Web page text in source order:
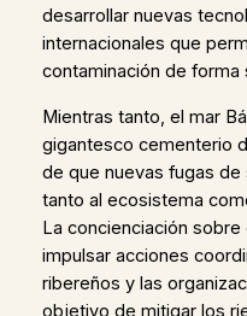
desarrollar nuevas
internacionales que
contaminación de forma
Mientras tanto, el mar
gigantesco cementerio
de que nuevas fugas
tanto al ecosistema
La concienciación
impulsar acciones
ribereños y las
objetivo de mitigar los